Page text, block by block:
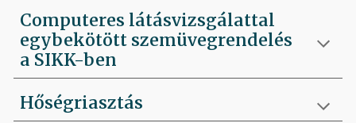
Computeres látásvizsgálattal
egybekötött szemüvegrendelés
a SIKK-ben
Hőségriasztás